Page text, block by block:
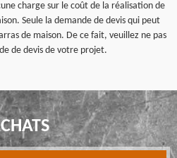
charge sur le coût de la réalisation de
Seule la demande de devis qui peut
de maison. De ce fait, veuillez ne pas
de devis de votre projet.